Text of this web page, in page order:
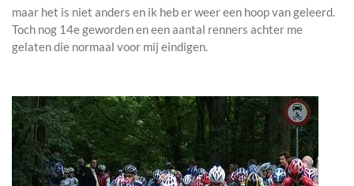
maar het is niet anders en ik heb er weer een hoop van geleerd.
Toch nog 14e geworden en een aantal renners achter me
gelaten die normaal voor mij eindigen.